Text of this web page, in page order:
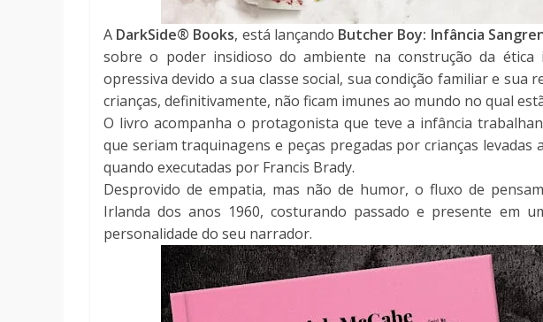
A DarkSide® Books, está lançando Butcher Boy: Infância
sobre o poder insidioso do ambiente na construção da ética
opressiva devido a sua classe social, sua condição familiar e sua
crianças, definitivamente, não ficam imunes ao mundo no qual
O livro acompanha o protagonista que teve a infância
que seriam traquinagens e peças pregadas por crianças
quando executadas por Francis Brady.
Desprovido de empatia, mas não de humor, o fluxo de
Irlanda dos anos 1960, costurando passado e presente em
personalidade do seu narrador.